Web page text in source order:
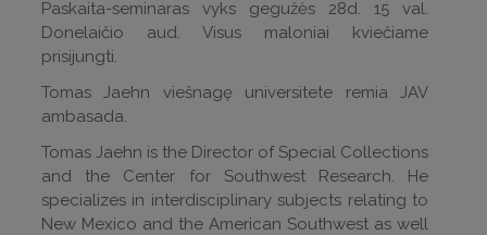
Paskaita-seminaras vyks gegužės 28d. 15 val.
Donelaičio aud. Visus maloniai kviečiame
prisijungti.
Tomas Jaehn viešnagę universitete remia JAV
ambasada.
Tomas Jaehn is the Director of Special Collections
and the Center for Southwest Research. He
specializes in interdisciplinary subjects relating to
New Mexico and the American Southwest as well